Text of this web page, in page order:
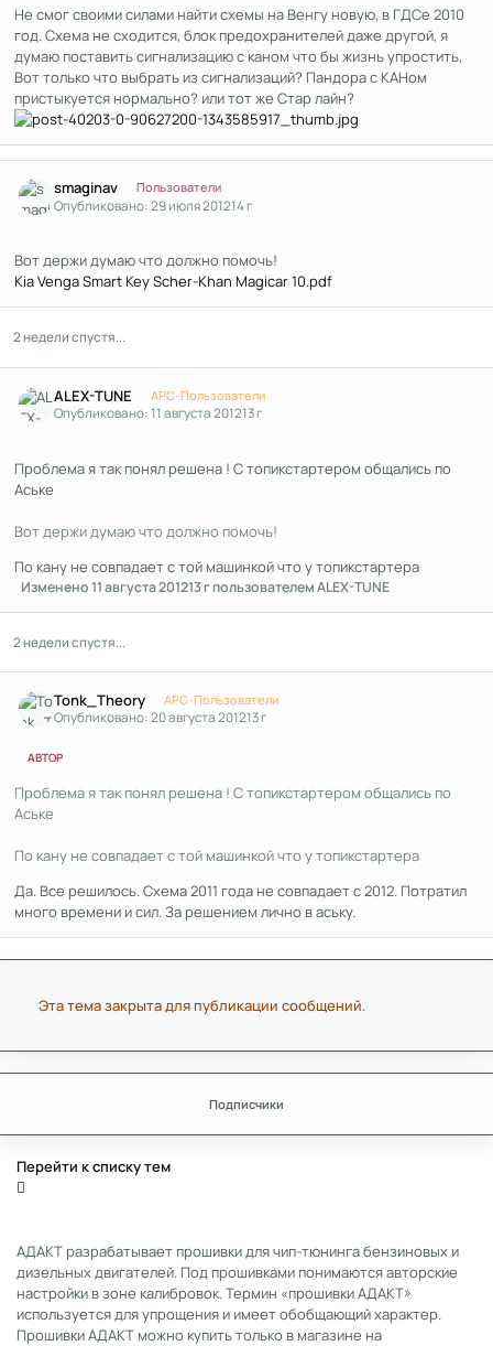
Не смог своими силами найти схемы на Венгу новую, в ГДСе 2010
год. Схема не сходится, блок предохранителей даже другой, я
думаю поставить сигнализацию с каном что бы жизнь упростить,
Вот только что выбрать из сигнализаций? Пандора с КАНом
пристыкуется нормально? или тот же Стар лайн?
smaginav Пользователи
Опубликовано:29 июля 201214 г
Вот держи думаю что должно помочь!
Kia Venga Smart Key Scher-Khan Magicar 10.pdf
2 недели спустя...
ALEX-TUNE APC-Пользователи
Опубликовано:11 августа 201213 г
Проблема я так понял решена ! С топикстартером общались по
Аське
Вот держи думаю что должно помочь!
По кану не совпадает с той машинкой что у топикстартера
Изменено11 августа 201213 гпользователем ALEX-TUNE
2 недели спустя...
Tonk_Theory APC-Пользователи
Опубликовано:20 августа 201213 г
АВТОР
Проблема я так понял решена ! С топикстартером общались по
Аське
По кану не совпадает с той машинкой что у топикстартера
Да. Все решилось. Схема 2011 года не совпадает с 2012. Потратил
много времени и сил. За решением лично в аську.
Эта тема закрыта для публикации сообщений.
Подписчики
Перейти к списку тем
АДАКТ разрабатывает прошивки для чип-тюнинга бензиновых и
дизельных двигателей. Под прошивками понимаются авторские
настройки в зоне калибровок. Термин «прошивки АДАКТ»
используется для упрощения и имеет обобщающий характер.
Прошивки АДАКТ можно купить только в магазине на